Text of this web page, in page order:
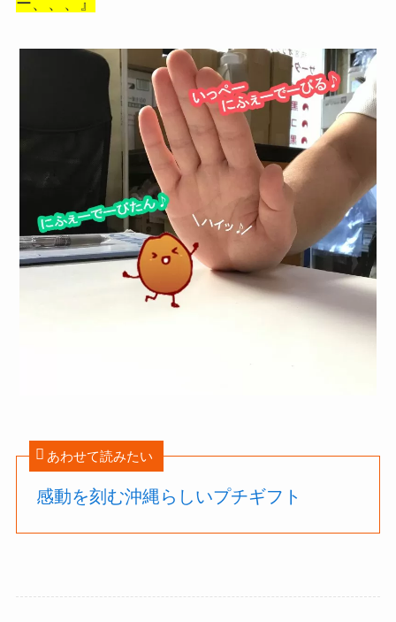
あわせて読みたい
感動を刻む沖縄らしいプチギフト